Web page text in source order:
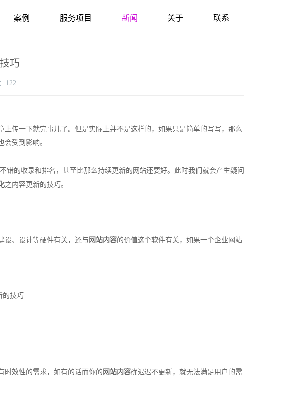
案例 服务项目 新闻 关于 联系
巧
122
传一下就完事儿了。但是实际上并不是这样的，如果只是简单的写写，那么
受到影响。
的收录和排名，甚至比那么持续更新的网站还要好。此时我们就会产生疑问
之内容更新的技巧。
设、设计等硬件有关，还与 网站内容的价值这个软件有关，如果一个企业网站
时效性的需求，如有的话而你的 网站内容确迟迟不更新，就无法满足用户的需